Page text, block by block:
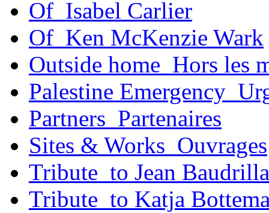
Of_Isabel Carlier
Of_Ken McKenzie Wark
Outside home_Hors les
Palestine
Partners_Partenaires
Sites & Works_Ouvrages
Tribute_to Jean
Tribute_to Katja